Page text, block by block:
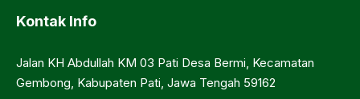
Kontak Info
Jalan KH Abdullah KM 03 Pati Desa Bermi, Kecamatan
Gembong, Kabupaten Pati, Jawa Tengah 59162